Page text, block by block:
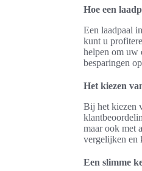
Hoe een
Een laadpaal
kunt u
helpen om uw
besparingen
Het kiezen
Bij het kiezen
maar ook met
vergelijken en
Een slimme